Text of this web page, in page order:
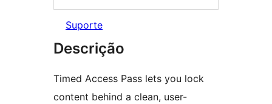
Suporte
Descrição
Timed Access Pass lets you lock
content behind a clean, user-